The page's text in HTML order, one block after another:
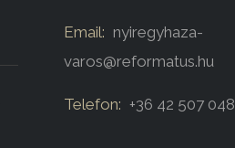
Email: nyiregyhaza-
varos@reformatus.hu
Telefon: +36 42 507 048